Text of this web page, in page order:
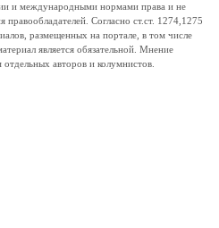
и международными нормами права и не
правообладателей. Согласно ст.ст. 1274,1275
размещенных на портале, в том числе
является обязательной. Мнение
авторов и колумнистов.